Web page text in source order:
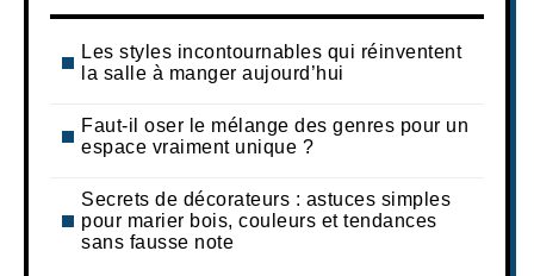
Les styles incontournables qui réinventent
la salle à manger aujourd’hui
Faut-il oser le mélange des genres pour un
espace vraiment unique ?
Secrets de décorateurs : astuces simples
pour marier bois, couleurs et tendances
sans fausse note